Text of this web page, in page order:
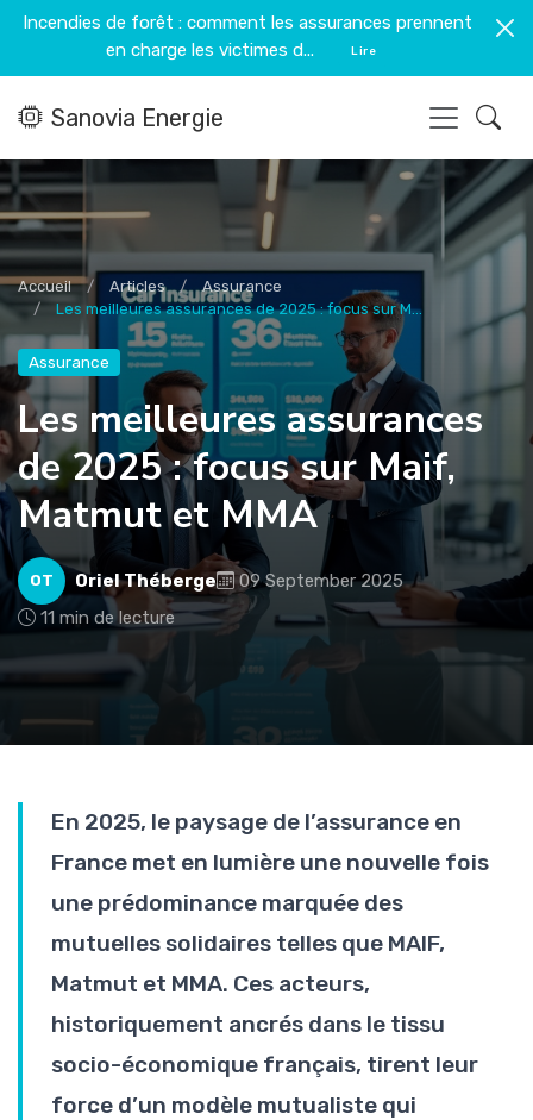
Incendies de forêt : comment les assurances prennent
en charge les victimes d...
Lire
Sanovia Energie
Accueil Articles
Assurance
Les meilleures assurances de 2025 : focus sur M...
Assurance
Les meilleures assurances
de 2025 : focus sur Maif,
Matmut et MMA
OT Oriel Théberge
09 September 2025
11 min de lecture
En 2025, le paysage de l’assurance en
France met en lumière une nouvelle fois
une prédominance marquée des
mutuelles solidaires telles que MAIF,
Matmut et MMA. Ces acteurs,
historiquement ancrés dans le tissu
socio-économique français, tirent leur
force d’un modèle mutualiste qui